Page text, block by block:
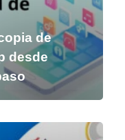
de
desde